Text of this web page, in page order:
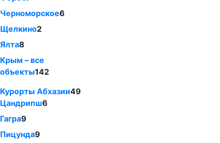
Черноморское6
Щелкино2
Ялта8
Крым – все
объекты142
Курорты Абхазии49
Цандрипш6
Гагра9
Пицунда9